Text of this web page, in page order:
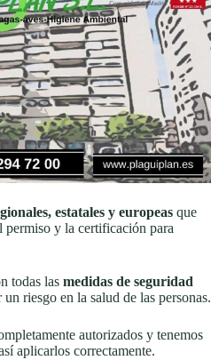
estatales y europeas que
permiso y la certificación para
todas las medidas de seguridad
riesgo en la salud de las personas.
autorizados y tenemos
aplicarlos correctamente.